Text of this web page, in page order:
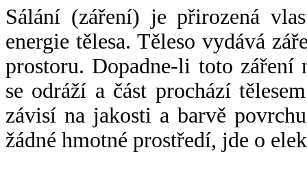
Sálání (záření) je přirozená
energie tělesa. Těleso vydává
prostoru. Dopadne-li toto záření
se odráží a část prochází
závisí na jakosti a barvě
žádné hmotné prostředí, jde o